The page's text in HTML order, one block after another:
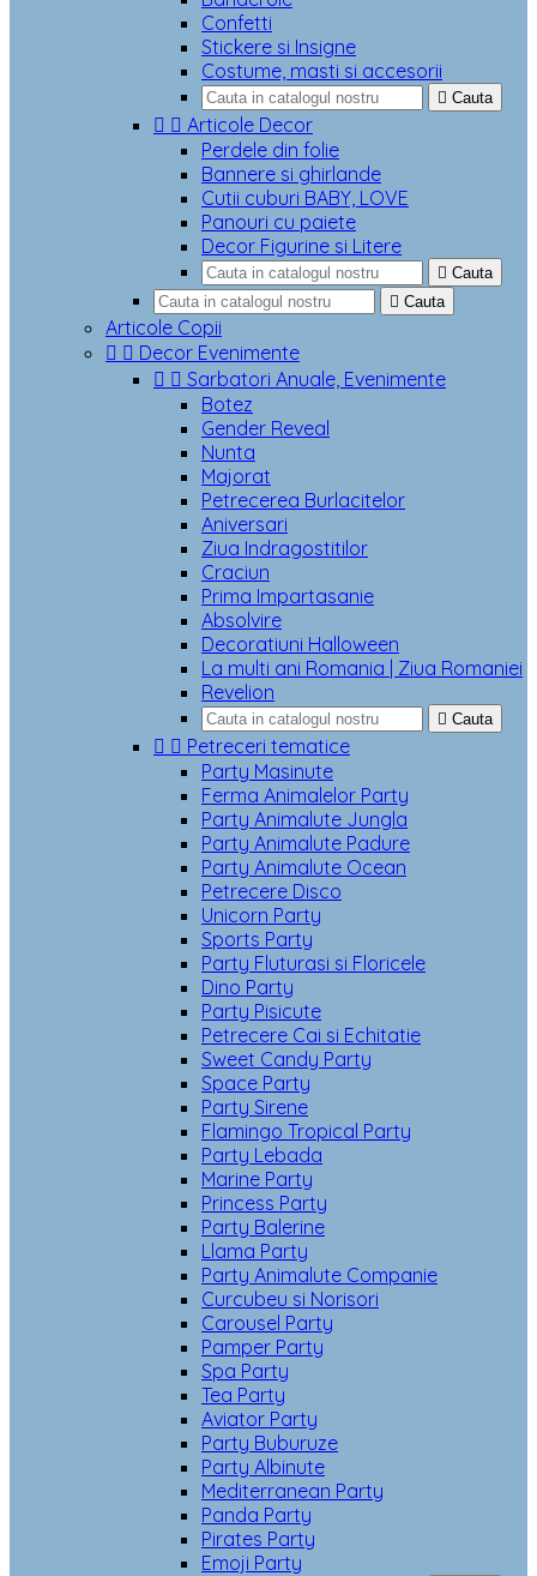
Confetti
Stickere si Insigne
Costume, masti si accesorii
 Cauta
  Articole Decor
Perdele din folie
Bannere si ghirlande
Cutii cuburi BABY, LOVE
Panouri cu paiete
Decor Figurine si Litere
 Cauta
 Cauta
Articole Copii
  Decor Evenimente
  Sarbatori Anuale, Evenimente
Botez
Gender Reveal
Nunta
Majorat
Petrecerea Burlacitelor
Aniversari
Ziua Indragostitilor
Craciun
Prima Impartasanie
Absolvire
Decoratiuni Halloween
La multi ani Romania | Ziua Romaniei
Revelion
 Cauta
  Petreceri tematice
Party Masinute
Ferma Animalelor Party
Party Animalute Jungla
Party Animalute Padure
Party Animalute Ocean
Petrecere Disco
Unicorn Party
Sports Party
Party Fluturasi si Floricele
Dino Party
Party Pisicute
Petrecere Cai si Echitatie
Sweet Candy Party
Space Party
Party Sirene
Flamingo Tropical Party
Party Lebada
Marine Party
Princess Party
Party Balerine
Llama Party
Party Animalute Companie
Curcubeu si Norisori
Carousel Party
Pamper Party
Spa Party
Tea Party
Aviator Party
Party Buburuze
Party Albinute
Mediterranean Party
Panda Party
Pirates Party
Emoji Party